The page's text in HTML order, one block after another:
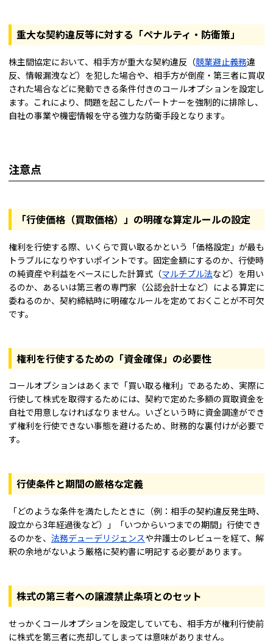
重大な契約違反等に対する「ペナルティ・防衛策」
株主間協定において、相手方が重大な契約違反（競業避止義務違
反、情報漏洩など）を犯した場合や、相手方が倒産・第三者に買収
された場合などに発動できる条件付きのコールオプションを設定し
ます。これにより、問題を起こしたパートナーを強制的に排除し、
自社の事業や機密情報を守る強力な防衛手段となります。
注意点
「行使価格（買取価格）」の明確な算定ルールの設定
権利を行使する際、いくらで買い取るかという「価格設定」が最も
トラブルになりやすいポイントです。固定金額にするのか、行使時
の純資産や利益をベースにした計算式（マルチプル法など）を用い
るのか、あるいは第三者の専門家（公認会計士など）による算定に
委ねるのか、契約締結時に明確なルールを定めておくことが不可欠
です。
権利を行使するための「資金確保」の必要性
コールオプションはあくまで「買い取る権利」であるため、実際に
行使して株式を取得するためには、契約で定めた多額の買取資金を
自社で用意しなければなりません。いざという時に資金調達ができ
ず権利を行使できない事態を避けるため、財務的な裏付けが必要で
す。
行使条件と期間の厳格な定義
「どのような条件を満たしたときに（例：相手の契約違反発生時、
設立から3年経過後など）」「いつからいつまでの期間」行使でき
るのかを、 法務デューデリジェンスや弁護士のレビューを経て、解
釈の余地がないよう厳格に契約書に明記する必要があります。
株式の第三者への譲渡禁止条項とのセット
せっかくコールオプションを設定していても、相手方が権利行使前
に株式を第三者に売却してしまっては意味がありません。